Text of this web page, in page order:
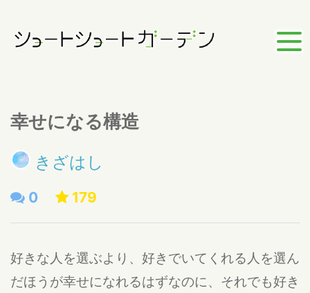
幸せになる構造
きざはし
0 179
好きな人を選ぶより、好きでいてくれる人を選ん
だほうが幸せになれるはずなのに、それでも好き